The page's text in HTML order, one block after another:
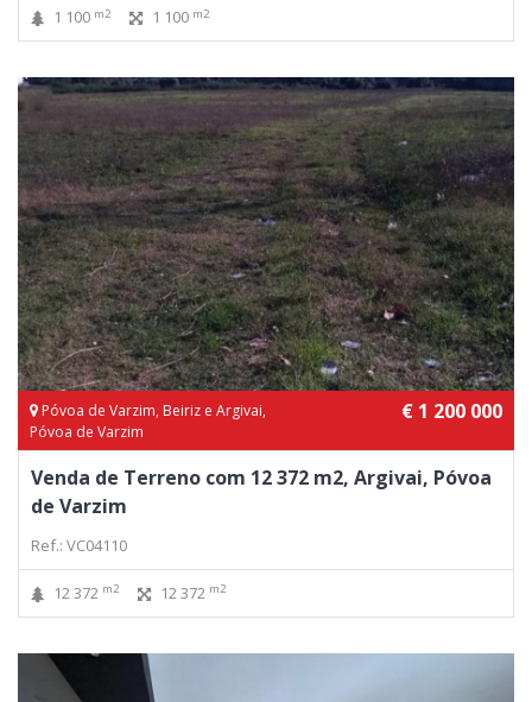
1 100 m2 1 100 m2
Póvoa de Varzim, Beiriz e Argivai,
Póvoa de Varzim
€ 1 200 000
Venda de Terreno com 12 372 m2, Argivai, Póvoa
de Varzim
Ref.: VC04110
12 372 m2 12 372 m2